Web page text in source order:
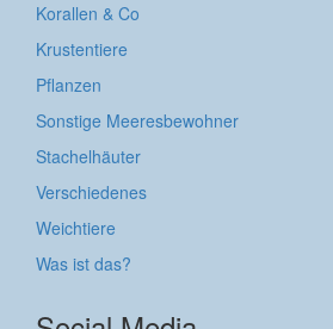
Korallen & Co
Krustentiere
Pflanzen
Sonstige Meeresbewohner
Stachelhäuter
Verschiedenes
Weichtiere
Was ist das?